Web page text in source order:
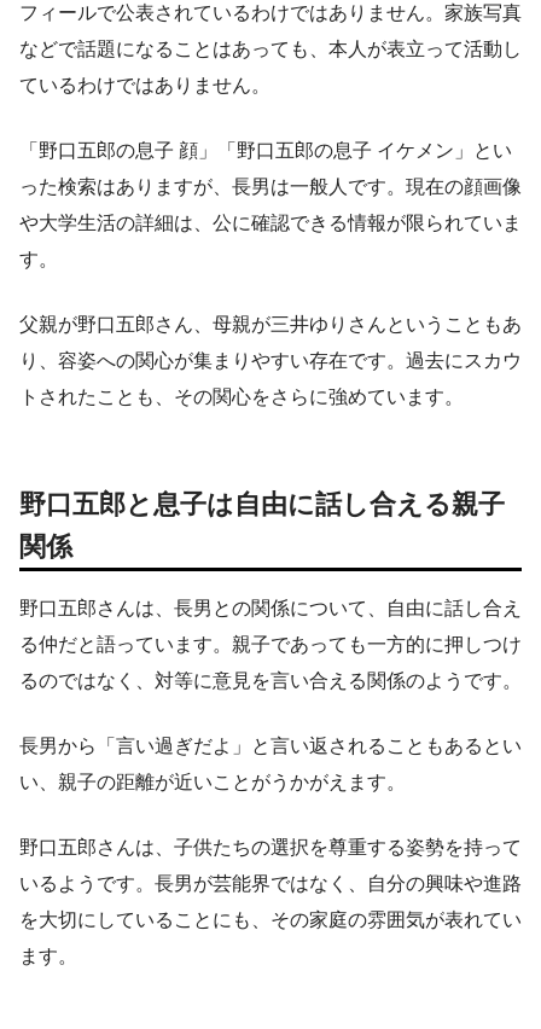
フィールで公表されているわけではありません。家族写真
などで話題になることはあっても、本人が表立って活動し
ているわけではありません。
「野口五郎の息子 顔」「野口五郎の息子 イケメン」とい
った検索はありますが、長男は一般人です。現在の顔画像
や大学生活の詳細は、公に確認できる情報が限られていま
す。
父親が野口五郎さん、母親が三井ゆりさんということもあ
り、容姿への関心が集まりやすい存在です。過去にスカウ
トされたことも、その関心をさらに強めています。
野口五郎と息子は自由に話し合える親子
関係
野口五郎さんは、長男との関係について、自由に話し合え
る仲だと語っています。親子であっても一方的に押しつけ
るのではなく、対等に意見を言い合える関係のようです。
長男から「言い過ぎだよ」と言い返されることもあるとい
い、親子の距離が近いことがうかがえます。
野口五郎さんは、子供たちの選択を尊重する姿勢を持って
いるようです。長男が芸能界ではなく、自分の興味や進路
を大切にしていることにも、その家庭の雰囲気が表れてい
ます。